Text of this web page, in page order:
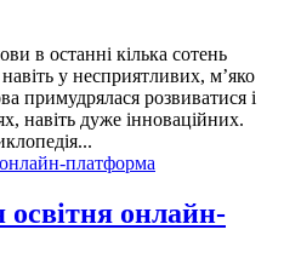
в останні кілька сотень
у несприятливих, м’яко
примудрялася розвиватися і
навіть дуже інноваційних.
освітня онлайн-